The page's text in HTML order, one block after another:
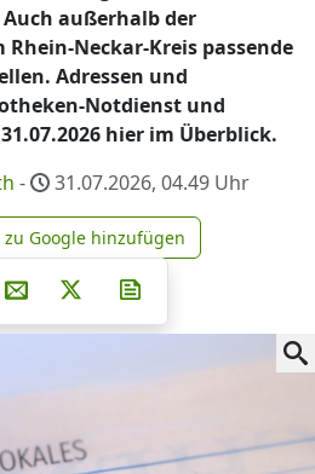
außerhalb der
Neckar-Kreis passende
Adressen und
Notdienst und
hier im Überblick.
- 31.07.2026, 04.49 Uhr
news.de zu Google
zu Google hinzufügen
auf Facebook
Teilen auf Whatsapp
Teilen auf Telegram
auf Pinterest
Per E-Mail teilen
Post auf X